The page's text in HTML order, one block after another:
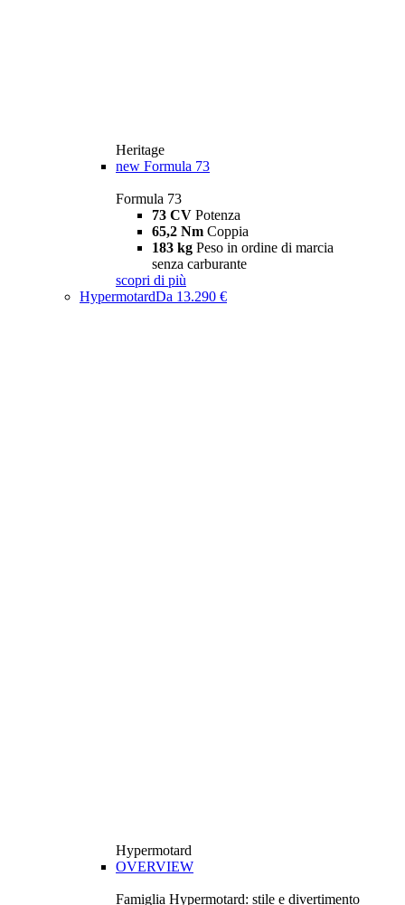
Heritage
new Formula 73
Formula 73
73 CV Potenza
65,2 Nm Coppia
183 kg Peso in ordine di marcia
senza carburante
scopri di più
HypermotardDa 13.290 €
Hypermotard
OVERVIEW
Famiglia Hypermotard: stile e divertimento